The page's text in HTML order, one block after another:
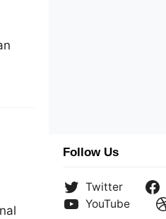
Follow Us
Twitter
YouTube